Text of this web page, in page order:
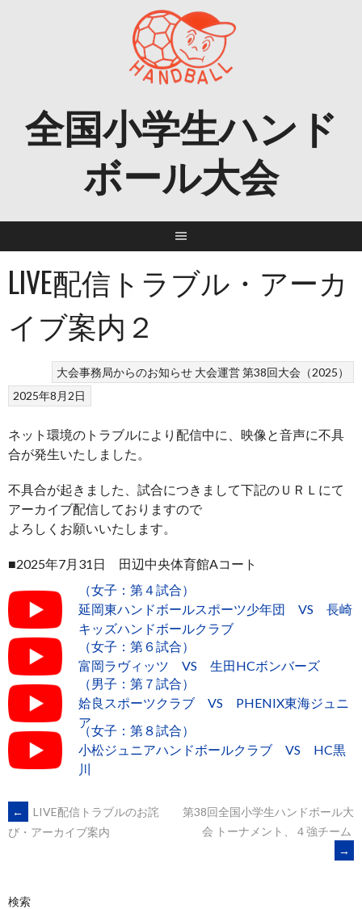
全国小学生ハンド
ボール大会
LIVE配信トラブル・アーカ
イブ案内２
大会事務局からのお知らせ 大会運営第38回大会（2025）
2025年8月2日
ネット環境のトラブルにより配信中に、映像と音声に不具
合が発生いたしました。
不具合が起きました、試合につきまして下記のＵＲＬにて
アーカイブ配信しておりますので
よろしくお願いいたします。
■2025年7月31日 田辺中央体育館Aコート
（女子：第４試合）
延岡東ハンドボールスポーツ少年団 VS 長崎
キッズハンドボールクラブ
（女子：第６試合）
富岡ラヴィッツ VS 生田HCボンバーズ
（男子：第７試合）
姶良スポーツクラブ VS PHENIX東海ジュニ
ア
（女子：第８試合）
小松ジュニアハンドボールクラブ VS HC黒
川
POST
←
LIVE配信トラブルのお詫
び・アーカイブ案内
第38回全国小学生ハンドボール大
会 トーナメント、４強チーム
→
検索